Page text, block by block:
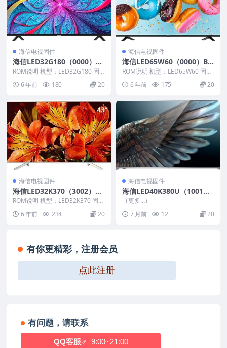
海信电视固件
海信LED32G180（0000）B
OM1_C001_20130226官方
原厂USB刷机电视固件包
ROM说明 机型：LED32G180 固
件版本：（0000） BOM：1 海信
L... 6 年前 180 20
海信电视固件
海信LED65W60（0000）BO
M1_G006_20180127官方原
厂USB刷机电视固件包
ROM说明 机型：LED65W60 固件
版本：（1000） BOM：1 海信L
E... 6 年前 175 20
海信电视固件
海信LED32K370（3002）B
OM29官方原厂USB刷机电视
固件包
ROM说明 机型：LED32K370 固件
版本：（3002） BOM：29 海...
6 年前 234 20
海信电视固件
海信LED40K380U（1001）
BOM3_C005_20160805_U盘
刷机固件
（更多…）
7 月前
12 20
有你更精彩，注册会员
点此注册
有问题，请联系
QQ客服♂ 9:00~21:00